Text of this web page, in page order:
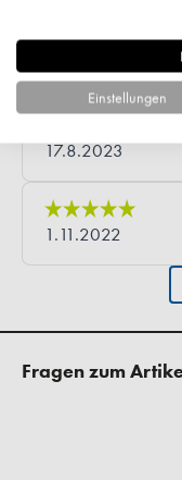
Fragen zum
Einstellungen